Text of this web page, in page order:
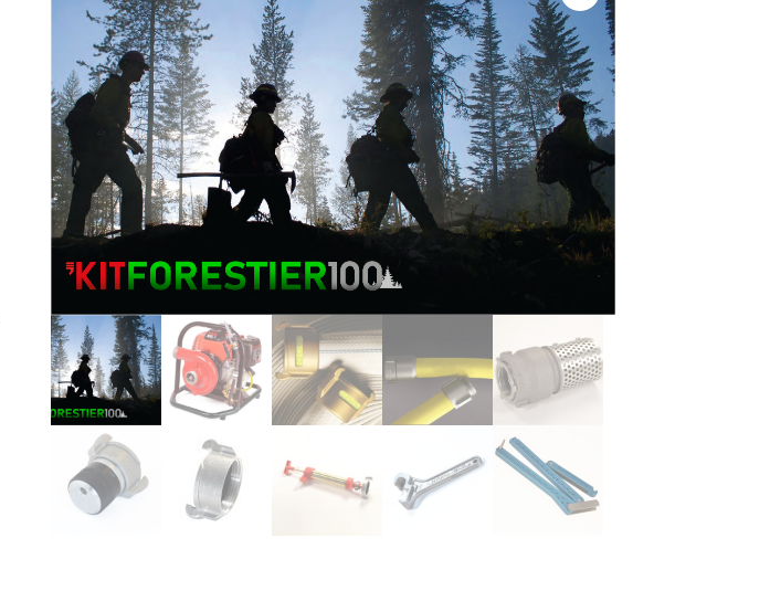
de retour ou d’échange
d’équipements
Location d’habit de combat
Planifier un rendez-vous